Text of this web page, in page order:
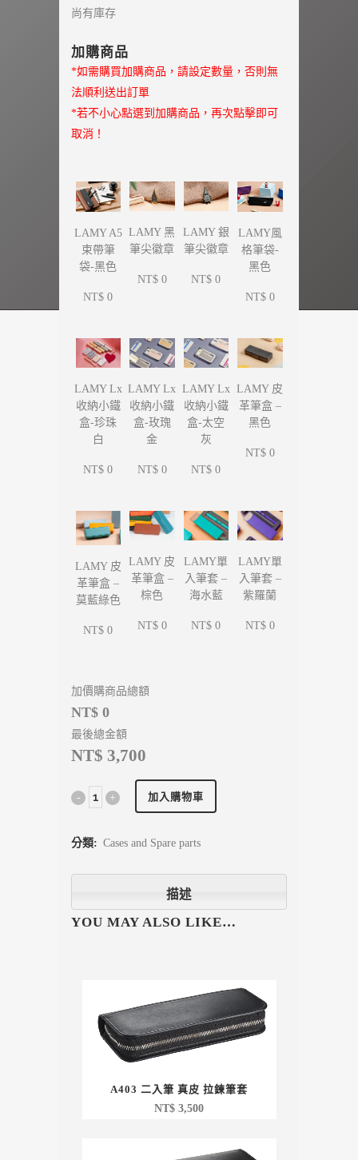
尚有庫存
加購商品
*如需購買加購商品，請設定數量，否則無
法順利送出訂單
*若不小心點選到加購商品，再次點擊即可
取消！
LAMY A5
束帶筆
袋-黑色
NT$ 0
LAMY 黑
筆尖徽章
NT$ 0
LAMY 銀
筆尖徽章
NT$ 0
LAMY風
格筆袋-
黑色
NT$ 0
LAMY Lx
收納小鐵
盒-珍珠
白
NT$ 0
LAMY Lx
收納小鐵
盒-玫瑰
金
NT$ 0
LAMY Lx
收納小鐵
盒-太空
灰
NT$ 0
LAMY 皮
革筆盒 –
黑色
NT$ 0
LAMY 皮
革筆盒 –
莫藍綠色
NT$ 0
LAMY 皮
革筆盒 –
棕色
NT$ 0
LAMY單
入筆套 –
海水藍
NT$ 0
LAMY單
入筆套 –
紫羅蘭
NT$ 0
加價購商品總額
NT$ 0
最後總金額
NT$ 3,700
加入購物車
分類: Cases and Spare parts
描述
YOU MAY ALSO LIKE…
A403 二入筆 真皮 拉鍊筆套
NT$ 3,500